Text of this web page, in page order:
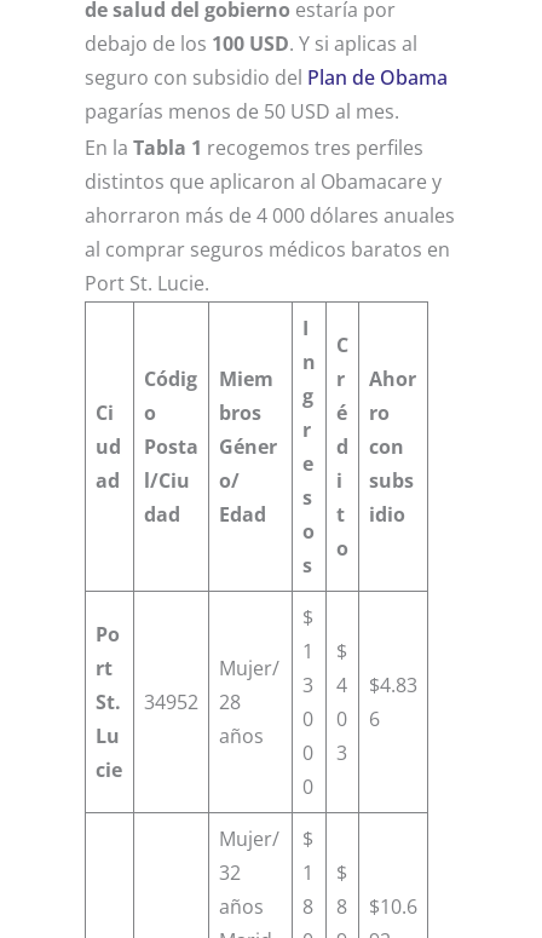
de salud del gobierno estaría por
debajo de los 100 USD. Y si aplicas al
seguro con subsidio del Plan de Obama
pagarías menos de 50 USD al mes.
En la Tabla 1 recogemos tres perfiles
distintos que aplicaron al Obamacare y
ahorraron más de 4 000 dólares anuales
al comprar seguros médicos baratos en
Port St. Lucie.
Ci
ud
ad
Códig
o
Posta
l/Ciu
dad
Miem
bros
Géner
o/
Edad
I
n
g
r
e
s
o
s
C
r
é
d
i
t
o
Ahor
ro
con
subs
idio
Po
rt
St.
Lu
cie
34952
Mujer/
28
años
$
1
3
0
0
0
$
4
0
3
$4.83
6
Mujer/
32
años
$
1
8
$
8
$10.6